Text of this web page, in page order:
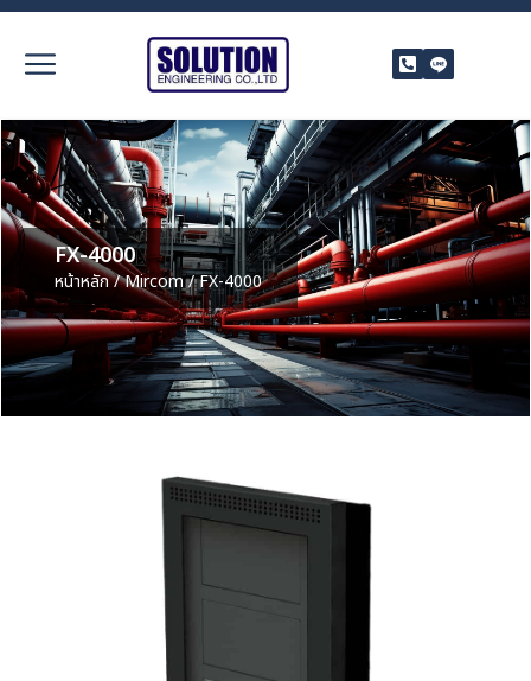
FX-4000
หน้าหลัก/Mircom/ FX-4000